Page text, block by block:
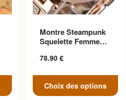
Montre Steampunk
Squelette Femme
78.90 €
Choix des options
variations. Les options
peuvent être choisies sur la
page du produit